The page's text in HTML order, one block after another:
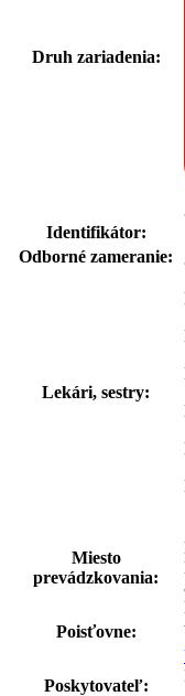
Druh zariadenia:
Identifikátor:
Odborné zameranie:
Lekári, sestry:
Miesto
prevádzkovania:
Poisťovne:
Poskytovateľ: